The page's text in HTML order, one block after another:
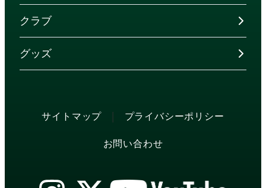
クラブ
グッズ
サイトマップ | プライバシーポリシー
お問い合わせ